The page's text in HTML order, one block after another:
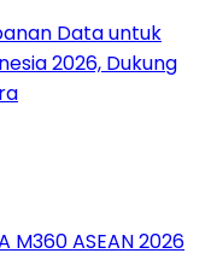
Data untuk
2026, Dukung
M360 ASEAN 2026